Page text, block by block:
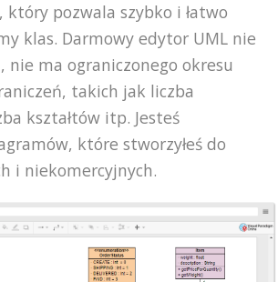
pozwala szybko i łatwo
klas. Darmowy edytor UML nie
nie ma ograniczonego okresu
takich jak liczba
kształtów itp. Jesteś
które stworzyłeś do
i niekomercyjnych.